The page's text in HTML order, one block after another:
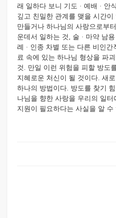
래 일하다 보니 기도 · 예배 · 안
깊고 친밀한 관계를 맺을 시간이
만들거나 하나님의 사랑으로부
운데서 일하는 것, 술 · 마약 남용
례 · 인종 차별 또는 다른 비인
료 속에 있는 하나님 형상을 파
것. 만일 이런 위험을 피할 방도
지혜로운 처신이 될 것이다. 새
하나의 방법이다. 방도를 찾기
나님을 향한 사랑을 우리의 일
지원이 필요하다는 사실을 알 수